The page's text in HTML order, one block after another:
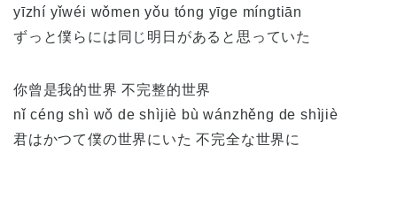
yīzhí yǐwéi wǒmen yǒu tóng yīge míngtiān
ずっと僕らには同じ明日があると思っていた
你曾是我的世界 不完整的世界
nǐ céng shì wǒ de shìjiè bù wánzhěng de shìjiè
君はかつて僕の世界にいた 不完全な世界に